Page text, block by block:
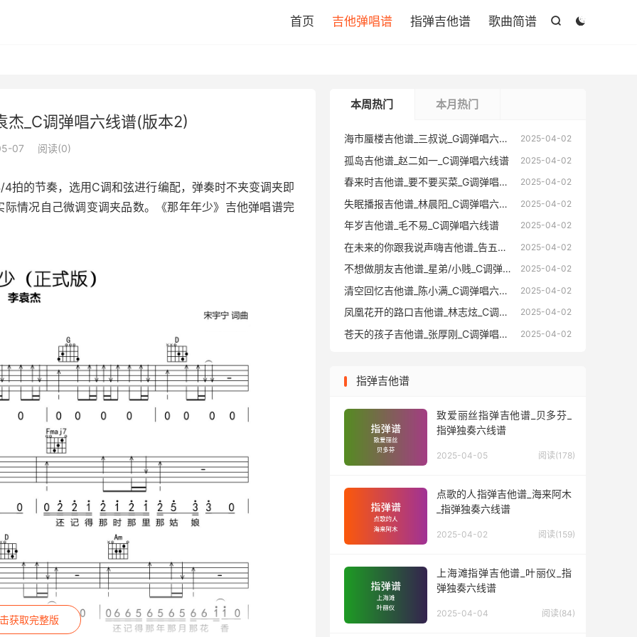


首页 吉他弹唱谱 指弹吉他谱 歌曲简谱
杰_C调弹唱六线谱(版本2)
07 阅读(0)
拍的节奏，选用C调和弦进行编配，弹奏时不夹变调夹即
情况自己微调变调夹品数。《那年年少》吉他弹唱谱完
获取完整版
本周热门 本月热门
2025-04-02
海市蜃楼吉他谱_三叔说_G调弹唱六线谱
2025-04-02
孤岛吉他谱_赵二如一_C调弹唱六线谱
2025-04-02
春来时吉他谱_要不要买菜_G调弹唱六线谱
2025-04-02
失眠播报吉他谱_林晨阳_C调弹唱六线谱
2025-04-02
年岁吉他谱_毛不易_C调弹唱六线谱
2025-04-02
在未来的你跟我说声嗨吉他谱_告五人_C调弹唱六线谱
2025-04-02
不想做朋友吉他谱_星弟/小贱_C调弹唱六线谱
2025-04-02
清空回忆吉他谱_陈小满_C调弹唱六线谱
2025-04-02
凤凰花开的路口吉他谱_林志炫_C调弹唱六线谱
2025-04-02
苍天的孩子吉他谱_张厚刚_C调弹唱六线谱
指弹吉他谱
致爱丽丝指弹吉他谱_贝多芬_
指弹独奏六线谱
2025-04-05 阅读(178)
点歌的人指弹吉他谱_海来阿木
_指弹独奏六线谱
2025-04-02 阅读(159)
上海滩指弹吉他谱_叶丽仪_指
弹独奏六线谱
2025-04-04 阅读(84)